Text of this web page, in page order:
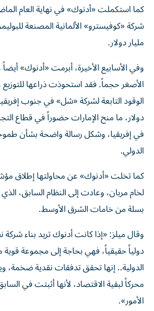
كما استكملت «أدنوك» في نهاية العام
مليار دولار.
وفي الأسابيع الأخيرة، أبرمت «أدنوك»
الأصغر حجماً. فقد استحوذت ذراعها
الوقود التابعة لشركة «شل» في جنوب
دولار، ما منح الإمارات حضوراً في قطاع
في إفريقيا، وشكل رسالة واضحة بشأن
الدولي.
كما تخلت «أدنوك» عن محاولتها إطلاق
لخام مربان، وعادت إلى النظام السابق،
بسلة من خامات الشرق الأوسط.
وقال ميلز: «إذا كانت أدنوك تريد بناء
دولياً حقيقياً، فهي بحاجة إلى مجموعة
الدولية.. إنها تحقق تدفقات نقدية ضخمة،
محركاً لبقية الاقتصاد، لأنها أثبتت في
الأمور».